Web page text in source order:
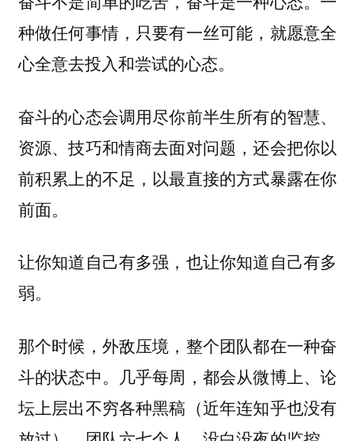
种做任何事情，只要有一丝可能，就愿意全
心全意去投入和尝试的心态。
奋斗的心态会调用尽你前半生所有的智慧、
资源、技巧和情商去面对问题，还会把你以
前积累上的不足，以最直接的方式暴露在你
前面。
让你知道自己有多强，也让你知道自己有多
弱。
那个时候，外敌压境，整个团队都在一种奋
斗的状态中。几乎每周，都会从微博上、论
坛上层出不穷各种黑稿（近年连知乎也没有